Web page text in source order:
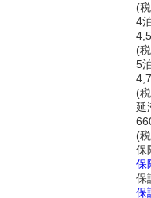
(
4
(
5
(
延
(
保
保
保
保